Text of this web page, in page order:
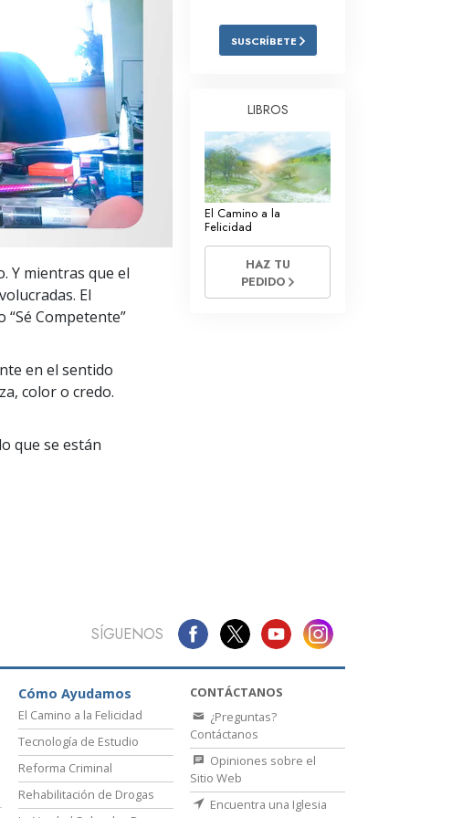
Respuestas a las Drogas
Los Niños
Herramientas para el Entorno Laboral
La Ética y las
Condiciones
La Causa de la Supresión
Investigaciones
Los Fundamentos de la Organización
Los Fundamentos de las Relaciones
Y mientras que el
El
Competente”
en el sentido
color o credo.
que se están
SUSCRÍBETE
LIBROS
El Camino a la
Felicidad
HAZ TU
PEDIDO
SÍGUENOS
Cómo Ayudamos
El Camino a la Felicidad
Tecnología de Estudio
Reforma Criminal
Rehabilitación de Drogas
CONTÁCTANOS
¿Preguntas?
Contáctanos
Opiniones sobre el
Sitio Web
Encuentra una Iglesia